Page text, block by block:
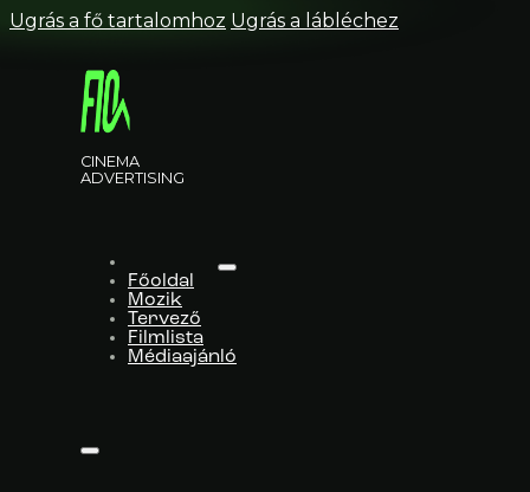
Ugrás a fő tartalomhoz Ugrás a lábléchez
CINEMA
ADVERTISING
Főoldal
Mozik
Tervező
Filmlista
Médiaajánló